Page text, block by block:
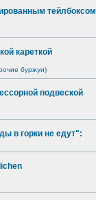
тейлбоксом
кареткой
буржуи)
подвеской
в горки не едут":